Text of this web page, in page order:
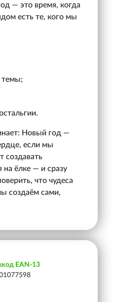
— это время, когда
есть те, кого мы
темы;
Новый год —
если мы
создавать
ёлке — и сразу
что чудеса
создаём сами,
EAN-13